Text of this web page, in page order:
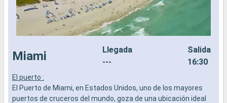
Miami
Llegada
---
Salida
16:30
El puerto :
El Puerto de Miami, en Estados Unidos, uno de los mayores
puertos de cruceros del mundo, goza de una ubicación ideal